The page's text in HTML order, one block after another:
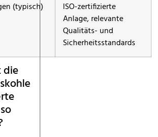
(typisch)
ISO-zertifizierte
Anlage, relevante
Qualitäts- und
Sicherheitsstandards
die